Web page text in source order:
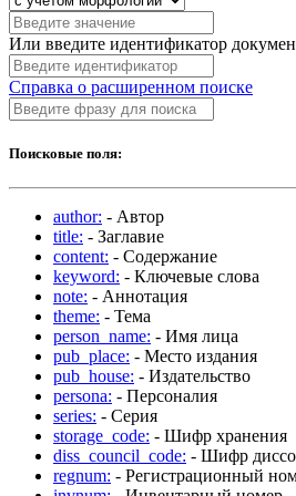
Или введите идентификатор
Справка о расширенном поиске
Поисковые поля:
author: - Автор
title: - Заглавие
content: - Содержание
keyword: - Ключевые слова
note: - Аннотация
theme: - Тема
person_name: - Имя лица
pub_place: - Место издания
pub_house: - Издательство
persona: - Персоналия
series: - Серия
storage_code: - Шифр хранения
diss_council_code: - Шифр
regnum: - Регистрационный